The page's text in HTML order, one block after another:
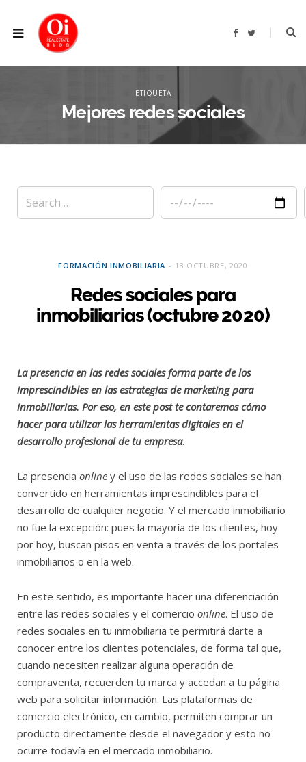
F
b
T
t
ETIQUETA
Mejores redes sociales
FORMACIÓN INMOBILIARIA 13 OCTUBRE, 2020
Redes sociales para
inmobiliarias (octubre 2020)
La presencia en las redes sociales forma parte de los
imprescindibles en las estrategias de marketing para
inmobiliarias. Por eso, en este post te contaremos cómo
hacer para utilizar las herramientas digitales en el
desarrollo profesional de tu empresa.
La presencia online y el uso de las redes sociales se han
convertido en herramientas imprescindibles para el
desarrollo de cualquier negocio. Y el mercado inmobiliario
no fue la excepción: pues la mayoría de los clientes, hoy
por hoy, buscan pisos en venta a través de los portales
inmobiliarios o en la web.
En este sentido, es importante hacer una diferenciación
entre las redes sociales y el comercio online. El uso de
redes sociales en tu inmobiliaria te permitirá darte a
conocer entre los clientes potenciales, de forma tal que,
cuando necesiten realizar alguna operación de
compraventa, recuerden tu marca y accedan a tu página
web para solicitar información. Las plataformas de
comercio electrónico, en cambio, permiten comprar un
producto directamente desde el navegador y esto no
ocurre todavía en el mercado inmobiliario.